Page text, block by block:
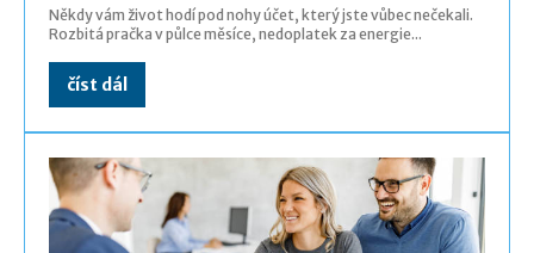
Někdy vám život hodí pod nohy účet, který jste vůbec nečekali.
Rozbitá pračka v půlce měsíce, nedoplatek za energie...
číst dál